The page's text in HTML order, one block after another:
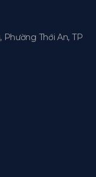
Phường Thới An, TP